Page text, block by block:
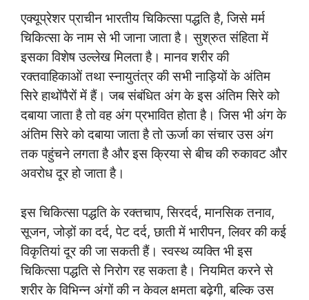
एक्यूप्रेशर प्राचीन भारतीय चिकित्सा पद्धति है, जिसे मर्म
चिकित्सा के नाम से भी जाना जाता है। सुश्रुत संहिता में
इसका विशेष उल्लेख मिलता है। मानव शरीर की
रक्तवाहिकाओं तथा स्नायुतंत्र की सभी नाड़ियों के अंतिम
सिरे हाथोंपैरों में हैं। जब संबंधित अंग के इस अंतिम सिरे को
दबाया जाता है तो वह अंग प्रभावित होता है। जिस भी अंग के
अंतिम सिरे को दबाया जाता है तो ऊर्जा का संचार उस अंग
तक पहुंचने लगता है और इस क्रिया से बीच की रुकावट और
अवरोध दूर हो जाता है।
इस चिकित्सा पद्धति के रक्तचाप, सिरदर्द, मानसिक तनाव,
सूजन, जोड़ों का दर्द, पेट दर्द, छाती में भारीपन, लिवर की कई
विकृतियां दूर की जा सकती हैं। स्वस्थ व्यक्ति भी इस
चिकित्सा पद्धति से निरोग रह सकता है। नियमित करने से
शरीर के विभिन्न अंगों की न केवल क्षमता बढ़ेगी, बल्कि उस